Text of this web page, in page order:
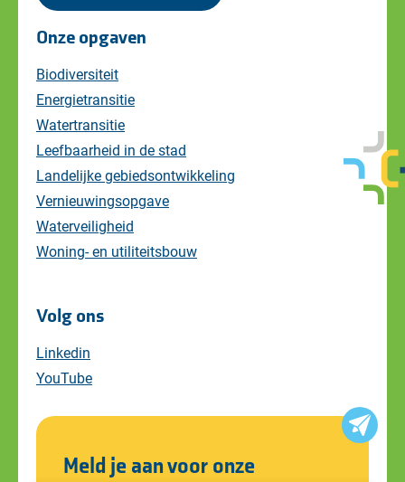
Onze opgaven
Biodiversiteit
Energietransitie
Watertransitie
Leefbaarheid in de stad
Landelijke gebiedsontwikkeling
Vernieuwingsopgave
Waterveiligheid
Woning- en utiliteitsbouw
Volg ons
Linkedin
YouTube
Meld je aan voor onze